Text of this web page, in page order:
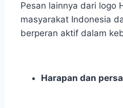
Pesan lainnya dari logo
masyarakat Indonesia
berperan aktif dalam
Harapan dan